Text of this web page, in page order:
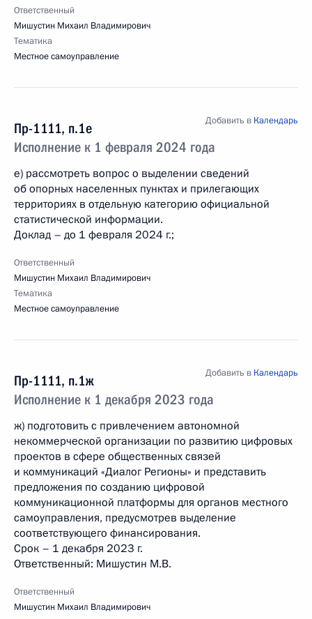
Ответственный
Мишустин Михаил Владимирович
Тематика
Местное самоуправление
Пр-1111, п.1е
Исполнение к 1 февраля 2024 года
Добавить в Календарь
е) рассмотреть вопрос о выделении сведений
об опорных населенных пунктах и прилегающих
территориях в отдельную категорию официальной
статистической информации.
Доклад – до 1 февраля 2024 г.;
Ответственный
Мишустин Михаил Владимирович
Тематика
Местное самоуправление
Пр-1111, п.1ж
Исполнение к 1 декабря 2023 года
Добавить в Календарь
ж) подготовить с привлечением автономной
некоммерческой организации по развитию цифровых
проектов в сфере общественных связей
и коммуникаций «Диалог Регионы» и представить
предложения по созданию цифровой
коммуникационной платформы для органов местного
самоуправления, предусмотрев выделение
соответствующего финансирования.
Срок – 1 декабря 2023 г.
Ответственный: Мишустин М.В.
Ответственный
Мишустин Михаил Владимирович